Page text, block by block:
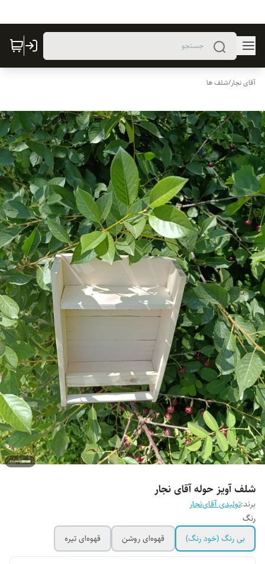
آقای نجار/شلف ها
شلف آویز حوله آقای نجار
برند:تولیدی آقای‌نجار
رنگ
بی رنگ (خود رنگ)
قهوه‌ای روشن قهوه‌ای تیره